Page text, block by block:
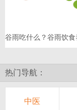
热门导航：
中医